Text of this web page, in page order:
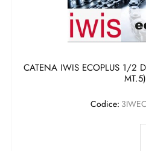
CATENA IWIS ECOPLUS 1/2
MT.5)
Codice: